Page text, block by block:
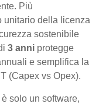
Più
unitario della licenza
sostenibile
3 anni protegge
e semplifica la
(Capex vs Opex).
solo un software,